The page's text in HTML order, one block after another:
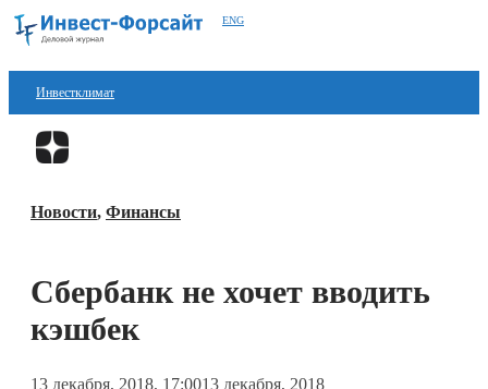
ENG
Инвестклимат
Финансы
Блокчейн
Технологии
Новости, Финансы
Сбербанк не хочет вводить
кэшбек
13 декабря, 2018, 17:0013 декабря, 2018